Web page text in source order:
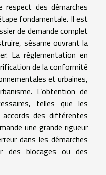
des démarches
fondamentale. Il est
de demande complet
sésame ouvrant la
La réglementation en
de la conformité
et urbaines,
L’obtention de
telles que les
des différentes
une grande rigueur
dans les démarches
des blocages ou des